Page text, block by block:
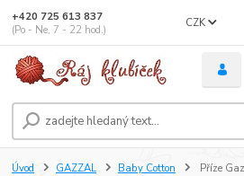
CZK
+420 725 613 837
(Po - Ne, 7 - 22 hod.)
Úvod GAZZAL Baby Cotton Příze